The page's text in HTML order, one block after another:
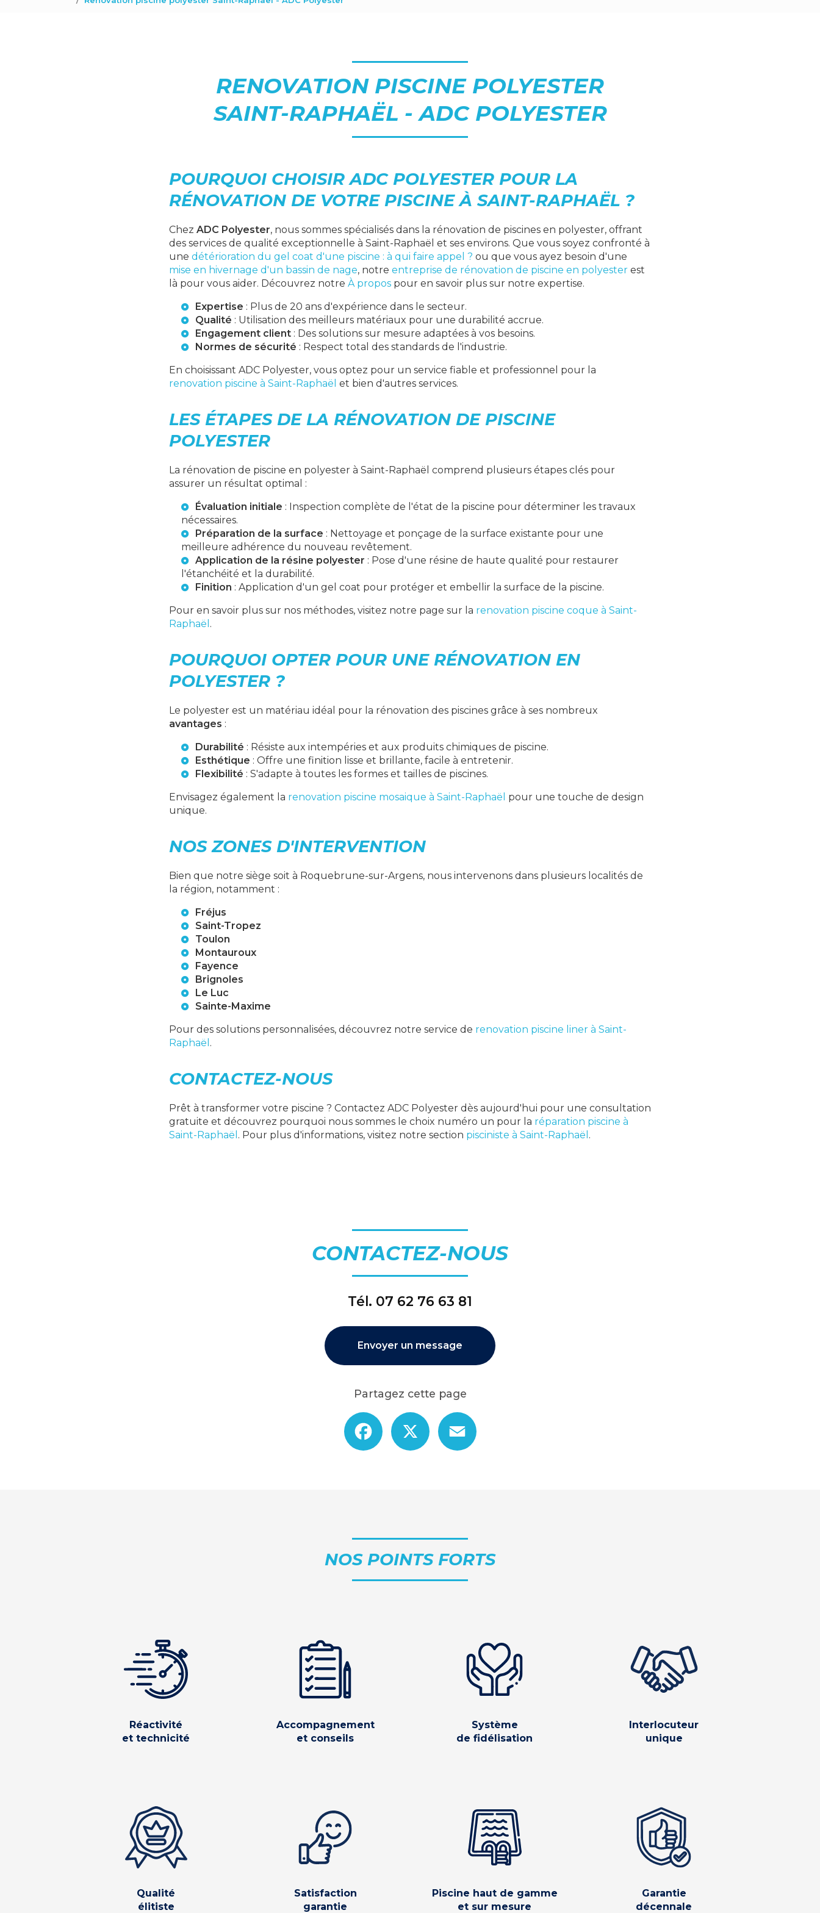
RENOVATION PISCINE POLYESTER
SAINT-RAPHAËL - ADC POLYESTER
POURQUOI CHOISIR ADC POLYESTER POUR LA
RÉNOVATION DE VOTRE PISCINE À SAINT-RAPHAËL ?
Chez ADC Polyester, nous sommes spécialisés dans la rénovation de piscines en polyester, offrant
des services de qualité exceptionnelle à Saint-Raphaël et ses environs. Que vous soyez confronté à
une détérioration du gel coat d'une piscine : à qui faire appel ? ou que vous ayez besoin d'une
mise en hivernage d'un bassin de nage, notre entreprise de rénovation de piscine en polyester est
là pour vous aider. Découvrez notre À propos pour en savoir plus sur notre expertise.
Expertise : Plus de 20 ans d'expérience dans le secteur.
Qualité : Utilisation des meilleurs matériaux pour une durabilité accrue.
Engagement client : Des solutions sur mesure adaptées à vos besoins.
Normes de sécurité : Respect total des standards de l'industrie.
En choisissant ADC Polyester, vous optez pour un service fiable et professionnel pour la
renovation piscine à Saint-Raphaël et bien d'autres services.
LES ÉTAPES DE LA RÉNOVATION DE PISCINE
POLYESTER
La rénovation de piscine en polyester à Saint-Raphaël comprend plusieurs étapes clés pour
assurer un résultat optimal :
Évaluation initiale : Inspection complète de l'état de la piscine pour déterminer les travaux
nécessaires.
Préparation de la surface : Nettoyage et ponçage de la surface existante pour une
meilleure adhérence du nouveau revêtement.
Application de la résine polyester : Pose d'une résine de haute qualité pour restaurer
l'étanchéité et la durabilité.
Finition : Application d'un gel coat pour protéger et embellir la surface de la piscine.
Pour en savoir plus sur nos méthodes, visitez notre page sur la renovation piscine coque à Saint-
Raphaël .
POURQUOI OPTER POUR UNE RÉNOVATION EN
POLYESTER ?
Le polyester est un matériau idéal pour la rénovation des piscines grâce à ses nombreux
avantages :
Durabilité : Résiste aux intempéries et aux produits chimiques de piscine.
Esthétique : Offre une finition lisse et brillante, facile à entretenir.
Flexibilité : S'adapte à toutes les formes et tailles de piscines.
Envisagez également la renovation piscine mosaique à Saint-Raphaël pour une touche de design
unique.
NOS ZONES D'INTERVENTION
Bien que notre siège soit à Roquebrune-sur-Argens, nous intervenons dans plusieurs localités de
la région, notamment :
Fréjus
Saint-Tropez
Toulon
Montauroux
Fayence
Brignoles
Le Luc
Sainte-Maxime
Pour des solutions personnalisées, découvrez notre service de renovation piscine liner à Saint-
Raphaël .
CONTACTEZ-NOUS
Prêt à transformer votre piscine ? Contactez ADC Polyester dès aujourd'hui pour une consultation
gratuite et découvrez pourquoi nous sommes le choix numéro un pour la réparation piscine à
Saint-Raphaël . Pour plus d'informations, visitez notre section pisciniste à Saint-Raphaël .
CONTACTEZ-NOUS
Tél. 07 62 76 63 81
Envoyer un message
Partagez cette page
Facebook
NOS POINTS FORTS
Réactivité
et technicité
Accompagnement
et conseils
Système
de fidélisation
Interlocuteur
unique
Qualité
élitiste
Satisfaction
garantie
Piscine haut de gamme
et sur mesure
Garantie
décennale